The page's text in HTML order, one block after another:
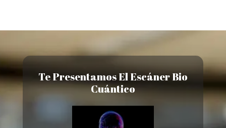
Te Presentamos El Escáner Bio
Cuántico